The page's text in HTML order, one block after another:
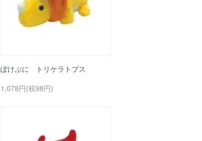
ぽけぷに トリケラトプス
1,078円(税98円)